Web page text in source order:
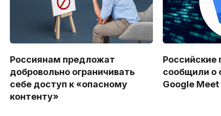
Россиянам предложат
добровольно ограничивать
себе доступ к «опасному
контенту»
Российские
сообщили о
Google Meet